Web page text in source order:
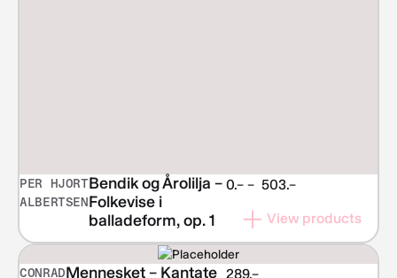
PER HJORT
ALBERTSEN
Bendik og Årolilja –
Folkevise i
balladeform, op. 1
0.– – 503.–Price
NOK 0.–
NOK 503.–
View products
CONRADMennesket – Kantate 289.–